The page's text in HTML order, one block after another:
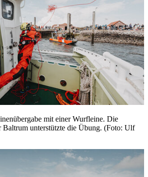
mit einer Wurfleine. Die
unterstützte die Übung. (Foto: Ulf